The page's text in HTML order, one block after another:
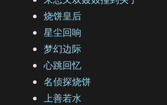
烧饼皇后
星尘回响
梦幻边际
心跳回忆
名侦探烧饼
上善若水